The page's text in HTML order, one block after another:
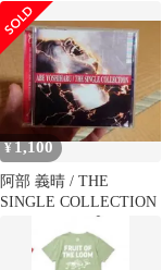
ジック 平沢進
¥1,100
阿部 義晴 / THE
SINGLE COLLECTION